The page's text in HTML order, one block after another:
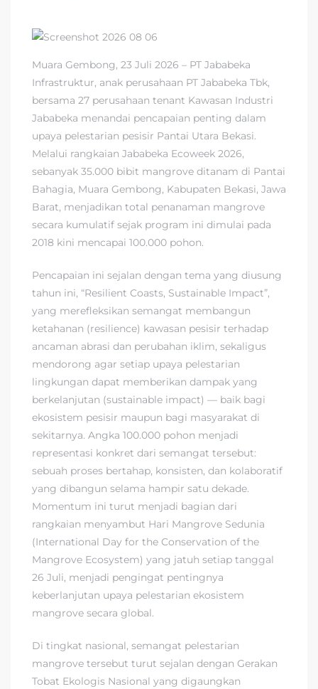
Muara Gembong, 23 Juli 2026 – PT Jababeka
Infrastruktur, anak perusahaan PT Jababeka Tbk,
bersama 27 perusahaan tenant Kawasan Industri
Jababeka menandai pencapaian penting dalam
upaya pelestarian pesisir Pantai Utara Bekasi.
Melalui rangkaian Jababeka Ecoweek 2026,
sebanyak 35.000 bibit mangrove ditanam di Pantai
Bahagia, Muara Gembong, Kabupaten Bekasi, Jawa
Barat, menjadikan total penanaman mangrove
secara kumulatif sejak program ini dimulai pada
2018 kini mencapai 100.000 pohon.
Pencapaian ini sejalan dengan tema yang diusung
tahun ini, “Resilient Coasts, Sustainable Impact”,
yang merefleksikan semangat membangun
ketahanan (resilience) kawasan pesisir terhadap
ancaman abrasi dan perubahan iklim, sekaligus
mendorong agar setiap upaya pelestarian
lingkungan dapat memberikan dampak yang
berkelanjutan (sustainable impact) — baik bagi
ekosistem pesisir maupun bagi masyarakat di
sekitarnya. Angka 100.000 pohon menjadi
representasi konkret dari semangat tersebut:
sebuah proses bertahap, konsisten, dan kolaboratif
yang dibangun selama hampir satu dekade.
Momentum ini turut menjadi bagian dari
rangkaian menyambut Hari Mangrove Sedunia
(International Day for the Conservation of the
Mangrove Ecosystem) yang jatuh setiap tanggal
26 Juli, menjadi pengingat pentingnya
keberlanjutan upaya pelestarian ekosistem
mangrove secara global.
Di tingkat nasional, semangat pelestarian
mangrove tersebut turut sejalan dengan Gerakan
Tobat Ekologis Nasional yang digaungkan